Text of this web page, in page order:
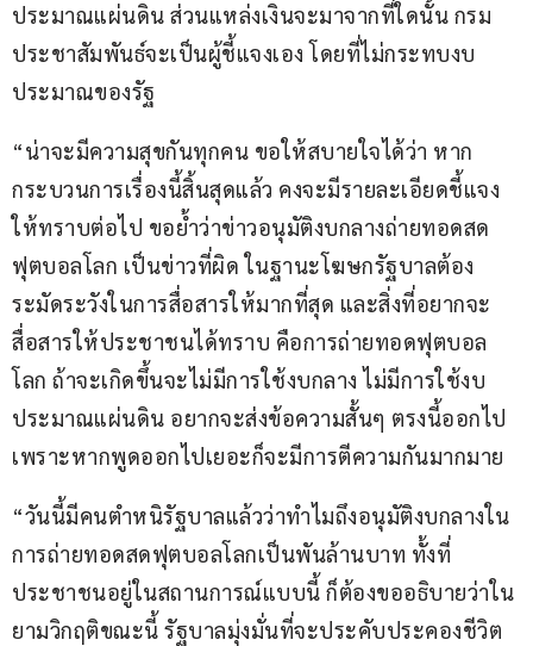
ประมาณแผ่นดิน ส่วนแหล่งเงินจะมาจากที่ใดนั้น กรม
ประชาสัมพันธ์จะเป็นผู้ชี้แจงเอง โดยที่ไม่กระทบงบ
ประมาณของรัฐ
“น่าจะมีความสุขกันทุกคน ขอให้สบายใจได้ว่า หาก
กระบวนการเรื่องนี้สิ้นสุดแล้ว คงจะมีรายละเอียดชี้แจง
ให้ทราบต่อไป ขอย้ำว่าข่าวอนุมัติงบกลางถ่ายทอดสด
ฟุตบอลโลก เป็นข่าวที่ผิด ในฐานะโฆษกรัฐบาลต้อง
ระมัดระวังในการสื่อสารให้มากที่สุด และสิ่งที่อยากจะ
สื่อสารให้ประชาชนได้ทราบ คือการถ่ายทอดฟุตบอล
โลก ถ้าจะเกิดขึ้นจะไม่มีการใช้งบกลาง ไม่มีการใช้งบ
ประมาณแผ่นดิน อยากจะส่งข้อความสั้นๆ ตรงนี้ออกไป
เพราะหากพูดออกไปเยอะก็จะมีการตีความกันมากมาย
“วันนี้มีคนตำหนิรัฐบาลแล้วว่าทำไมถึงอนุมัติงบกลางใน
การถ่ายทอดสดฟุตบอลโลกเป็นพันล้านบาท ทั้งที่
ประชาชนอยู่ในสถานการณ์แบบนี้ ก็ต้องขออธิบายว่าใน
ยามวิกฤติขณะนี้ รัฐบาลมุ่งมั่นที่จะประคับประคองชีวิต